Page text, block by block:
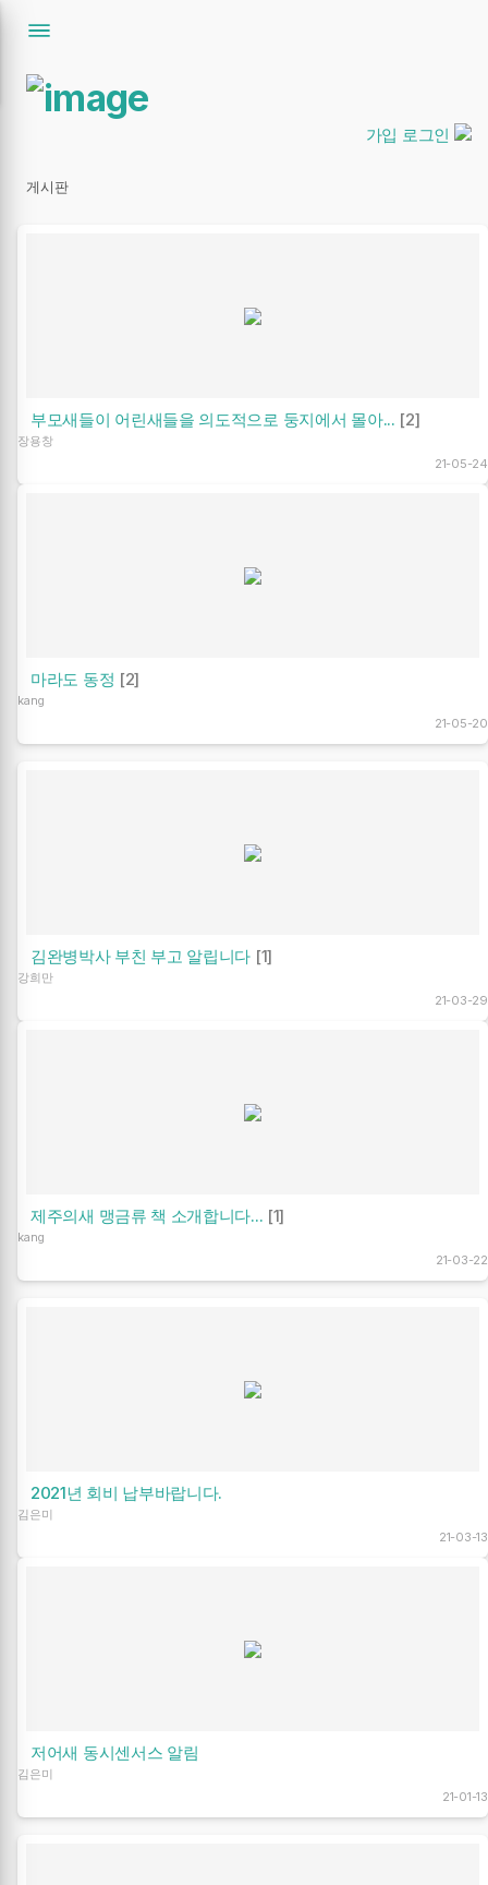
가입 로그인
게시판
부모새들이 어린새들을 의도적으로 둥지에서 몰아... [2]
장용창
21-05-24
마라도 동정 [2]
kang
21-05-20
김완병박사 부친 부고 알립니다 [1]
강희만
21-03-29
제주의새 맹금류 책 소개합니다... [1]
kang
21-03-22
2021년 회비 납부바랍니다.
김은미
21-03-13
저어새 동시센서스 알림
김은미
21-01-13